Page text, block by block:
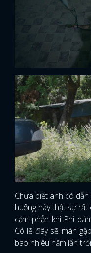
Chưa biết anh có
huống này thật sự rất
căm phẫn khi Phi
Có lẽ đây sẽ màn
bao nhiêu năm lẩn